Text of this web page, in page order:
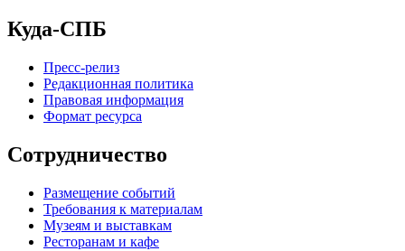
Куда-СПБ
Пресс-релиз
Редакционная политика
Правовая информация
Формат ресурса
Сотрудничество
Размещение событий
Требования к материалам
Музеям и выставкам
Ресторанам и кафе